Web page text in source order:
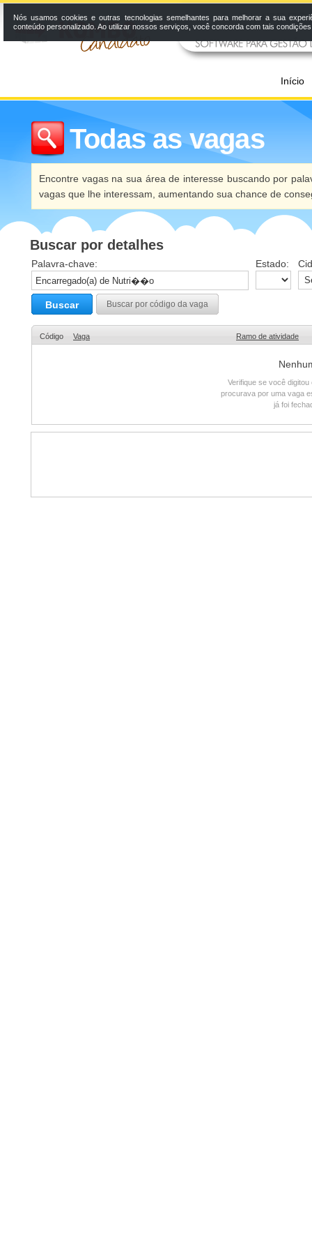
Início
Todas as vagas
Encontre vagas na sua área de interesse buscando por
vagas que lhe interessam, aumentando sua chance de
Buscar por detalhes
Palavra-chave: Estado:
Buscar Buscar por código da vaga
Código Vaga Ramo de atividade
Verifique se você
procurava por uma vaga
já foi
Nós usamos cookies e outras tecnologias semelhantes para melhorar a sua
conteúdo personalizado. Ao utilizar nossos serviços, você concorda com tais